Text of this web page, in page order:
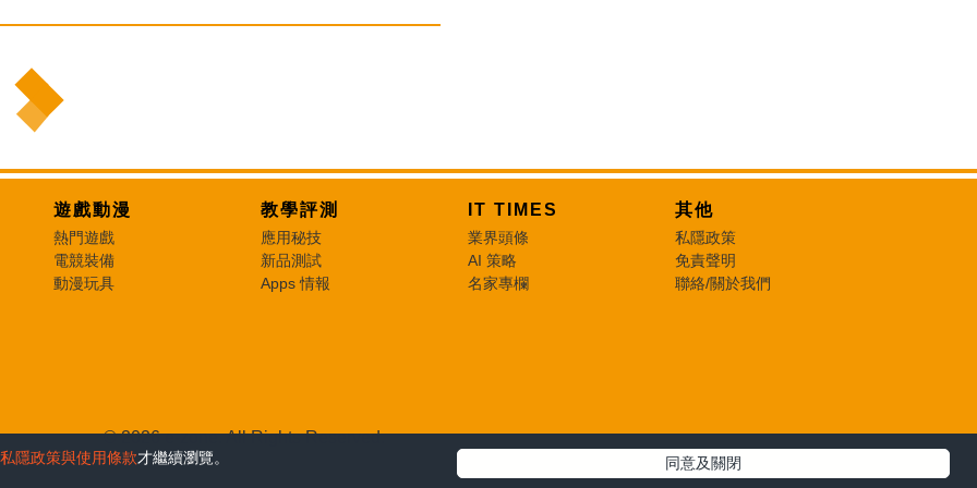
遊戲動漫
熱門遊戲
電競裝備
動漫玩具
教學評測
應用秘技
新品測試
Apps 情報
IT TIMES
業界頭條
AI 策略
名家專欄
其他
私隱政策
免責聲明
聯絡/關於我們
© 2026 e-zone. All Rights Reserved.
私隱政策與使用條款才繼續瀏覽。 同意及關閉